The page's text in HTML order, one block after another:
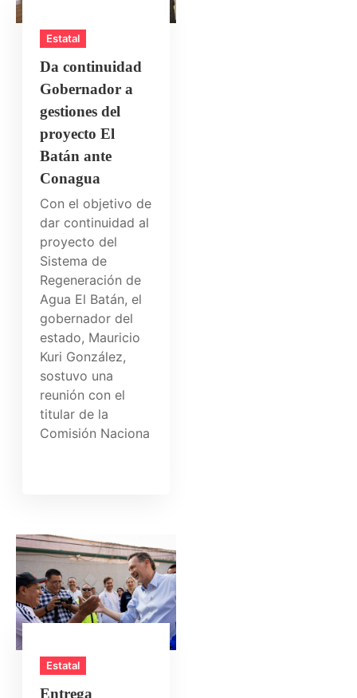
Estatal
Da continuidad
Gobernador a
gestiones del
proyecto El
Batán ante
Conagua
Con el objetivo de
dar continuidad al
proyecto del
Sistema de
Regeneración de
Agua El Batán, el
gobernador del
estado, Mauricio
Kuri González,
sostuvo una
reunión con el
titular de la
Comisión Naciona
Estatal
Entrega